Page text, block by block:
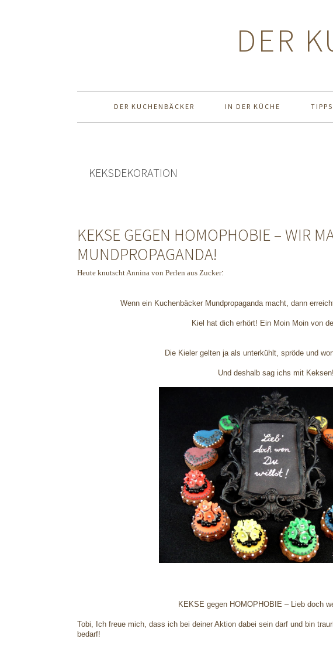
DER
DER KUCHENBÄCKER IN DER KÜCHE
KEKSDEKORATION
KEKSE GEGEN HOMOPHOBIE – WIR
MUNDPROPAGANDA!
Heute knutscht Annina von Perlen aus Zucker:
Wenn ein Kuchenbäcker Mundpropaganda macht, dann
Kiel hat dich erhört! Ein Moin Moin von
Die Kieler gelten ja als unterkühlt, spröde und
Und deshalb sag ichs mit Keksen!
KEKSE gegen HOMOPHOBIE – Lieb doch
Tobi, Ich freue mich, dass ich bei deiner Aktion dabei sein darf und bin
bedarf!